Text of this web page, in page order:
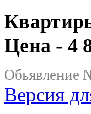
Цена - 4
Обьявление
Версия